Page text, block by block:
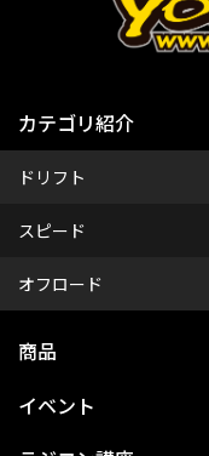
カテゴリ紹介
ドリフト
スピード
オフロード
商品
イベント